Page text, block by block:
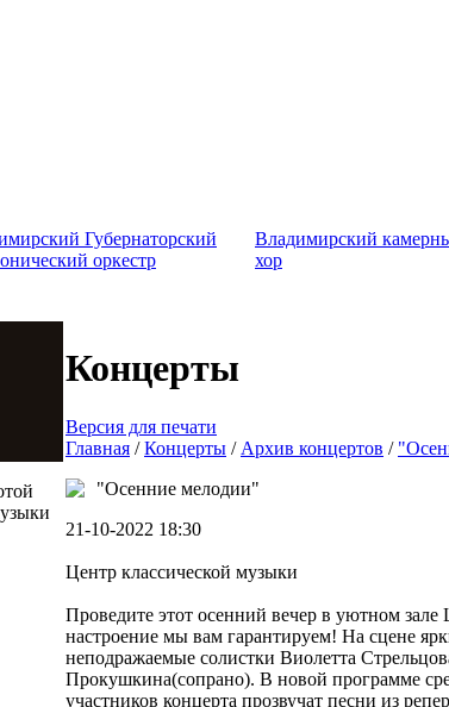
Губернаторский
оркестр
Владимирский
хор
Концерты
Версия для печати
Главная /Концерты / Архив концертов /
"Осенние мелодии"
21-10-2022 18:30
Центр классической музыки
Проведите этот осенний вечер в уютном
настроение мы вам гарантируем! На сцене
неподражаемые солистки Виолетта
Прокушкина(сопрано). В новой программе
участников концерта прозвучат песни из